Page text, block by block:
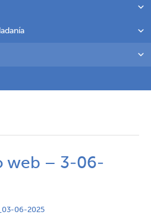
web – 3-06-
06-2025